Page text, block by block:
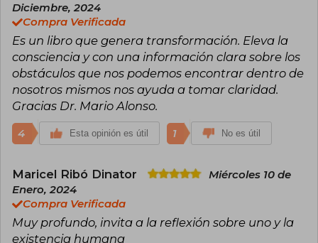
Diciembre, 2024
Compra Verificada
Es un libro que genera transformación. Eleva la
consciencia y con una información clara sobre los
obstáculos que nos podemos encontrar dentro de
nosotros mismos nos ayuda a tomar claridad.
Gracias Dr. Mario Alonso.
4 Esta opinión es útil 1 No es útil
Maricel Ribó Dinator
Miércoles 10 de
Enero, 2024
Compra Verificada
Muy profundo, invita a la reflexión sobre uno y la
existencia humana